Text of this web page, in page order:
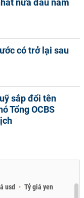
có trở lại sau
sắp đổi tên
Tổng OCBS
usd
Tỷ giá yen